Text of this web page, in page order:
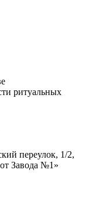
ритуальных
переулок, 1/2,
Завода №1»